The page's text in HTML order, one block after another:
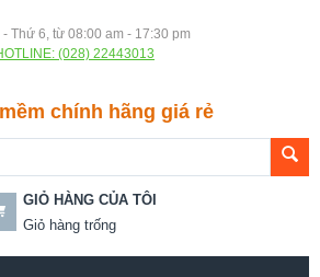
Thứ 6, từ 08:00 am - 17:30 pm
(028) 22443013
chính hãng giá rẻ
GIỎ HÀNG CỦA TÔI
Giỏ hàng trống